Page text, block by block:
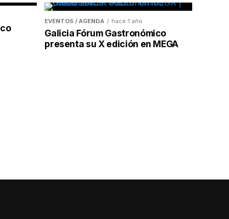
EVENTOS / AGENDA hace 1 año
Galicia Fórum Gastronómico
presenta su X edición en MEGA